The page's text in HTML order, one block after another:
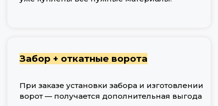
Забор + откатные ворота
При заказе установки забора и изготовлении
ворот — получается дополнительная выгода